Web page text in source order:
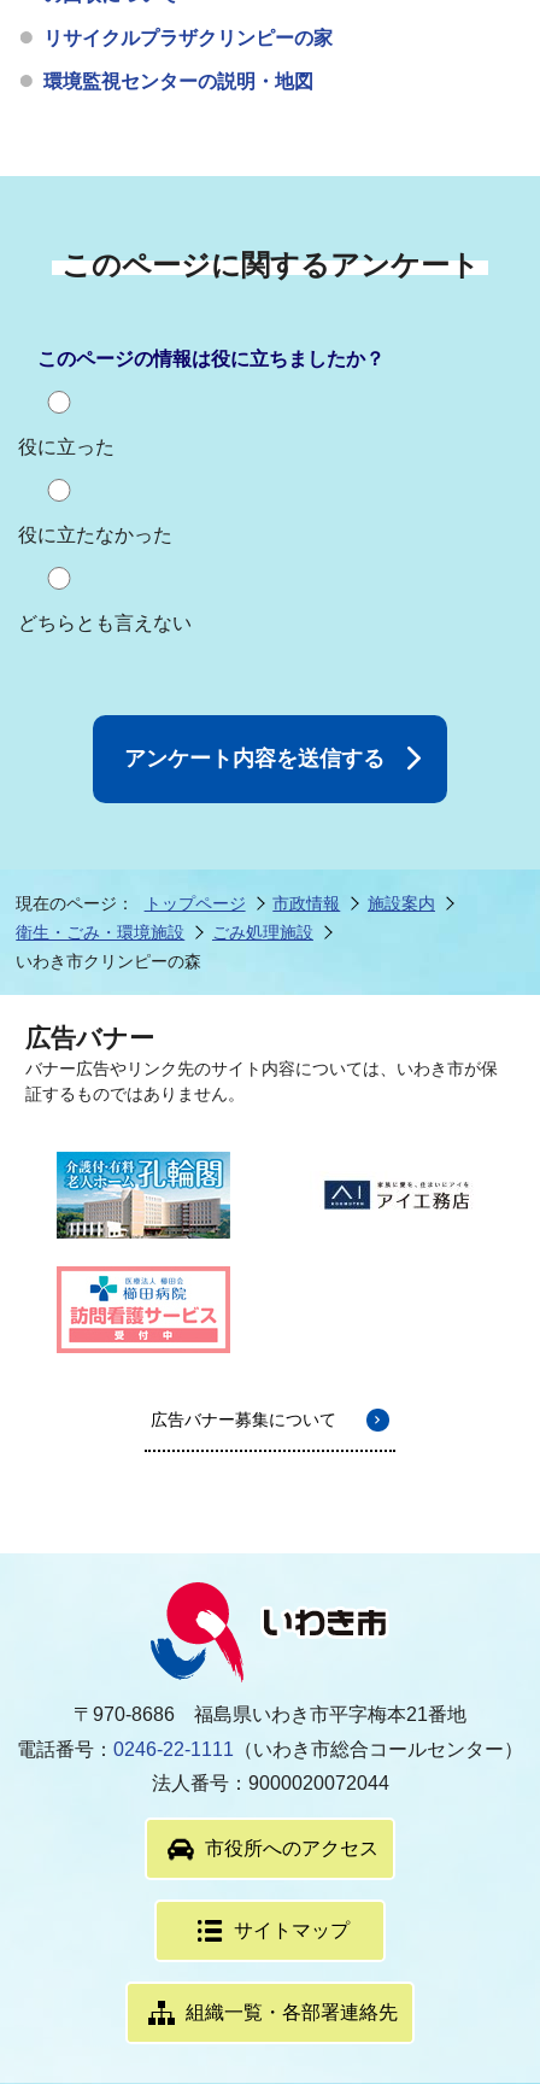
リサイクルプラザクリンピーの家
環境監視センターの説明・地図
このページに関するアンケート
このページの情報は役に立ちましたか？
役に立った
役に立たなかった
どちらとも言えない
現在のページ： トップページ 市政情報
施設案内
衛生・ごみ・環境施設
ごみ処理施設
いわき市クリンピーの森
広告バナー
バナー広告やリンク先のサイト内容については、いわき市が保
証するものではありません。
広告バナー募集について
〒970-8686 福島県いわき市平字梅本21番地
電話番号： 0246-22-1111 （いわき市総合コールセンター）
法人番号：9000020072044
市役所へのアクセス
サイトマップ
組織一覧・各部署連絡先